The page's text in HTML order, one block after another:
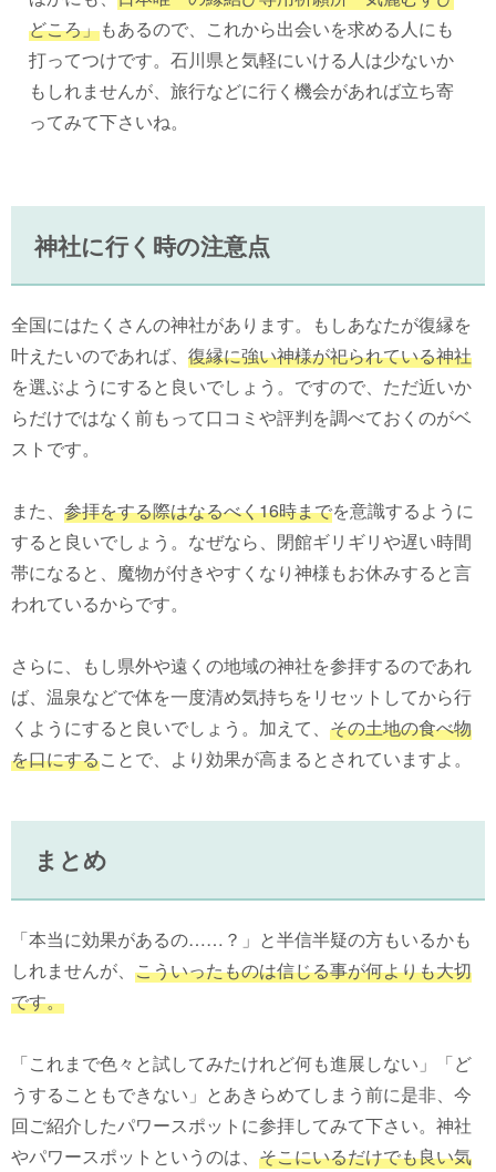
どころ」もあるので、これから出会いを求める人にも
打ってつけです。石川県と気軽にいける人は少ないか
もしれませんが、旅行などに行く機会があれば立ち寄
ってみて下さいね。
神社に行く時の注意点
全国にはたくさんの神社があります。もしあなたが復縁を
叶えたいのであれば、 復縁に強い神様が祀られている神社
を選ぶようにすると良いでしょう。ですので、ただ近いか
らだけではなく前もって口コミや評判を調べておくのがベ
ストです。
また、 参拝をする際はなるべく16時までを意識するように
すると良いでしょう。なぜなら、閉館ギリギリや遅い時間
帯になると、魔物が付きやすくなり神様もお休みすると言
われているからです。
さらに、もし県外や遠くの地域の神社を参拝するのであれ
ば、温泉などで体を一度清め気持ちをリセットしてから行
くようにすると良いでしょう。加えて、 その土地の食べ物
を口にすることで、より効果が高まるとされていますよ。
まとめ
「本当に効果があるの……？」と半信半疑の方もいるかも
しれませんが、 こういったものは信じる事が何よりも大切
です。
「これまで色々と試してみたけれど何も進展しない」「ど
うすることもできない」とあきらめてしまう前に是非、今
回ご紹介したパワースポットに参拝してみて下さい。神社
やパワースポットというのは、 そこにいるだけでも良い気